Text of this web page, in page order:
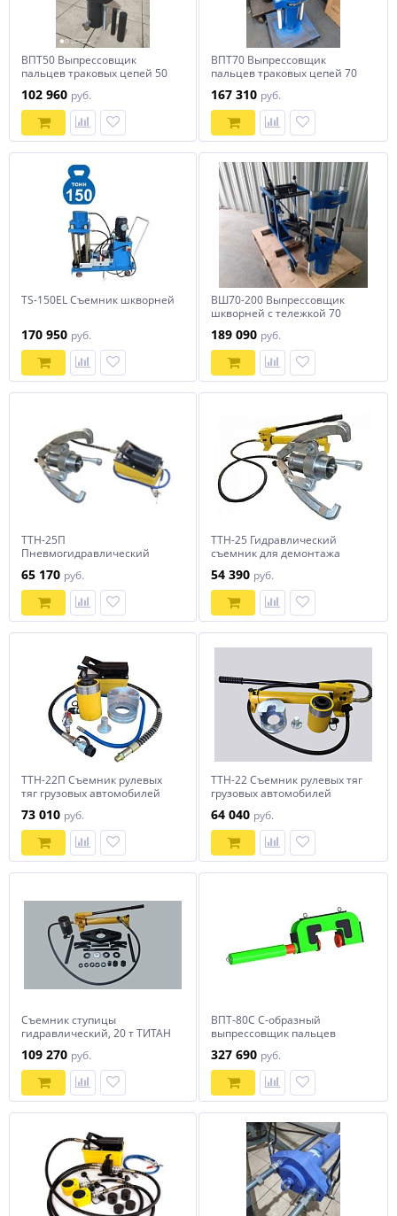
ВПТ50 Выпрессовщик
пальцев траковых цепей 50
102 960 руб.
ВПТ70 Выпрессовщик
пальцев траковых цепей 70
167 310 руб.
TS-150EL Съемник шкворней
170 950 руб.
ВШ70-200 Выпрессовщик
шкворней с тележкой 70
189 090 руб.
ТТН-25П
Пневмогидравлический
подшипников
65 170 руб.
ТТН-25 Гидравлический
съемник для демонтажа
54 390 руб.
ТТН-22П Съемник рулевых
тяг грузовых автомобилей
73 010 руб.
ТТН-22 Съемник рулевых тяг
грузовых автомобилей
64 040 руб.
Съемник ступицы
гидравлический, 20 т ТИТАН
109 270 руб.
ВПТ-80С С-образный
выпрессовщик пальцев
башмаков 80 тонн
327 690 руб.